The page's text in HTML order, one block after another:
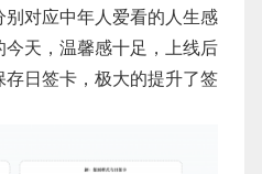
对应中年人爱看的人生感
天，温馨感十足，上线后
日签卡，极大的提升了签